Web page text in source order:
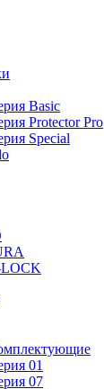
Basic
Protector Pro
Special
01
07